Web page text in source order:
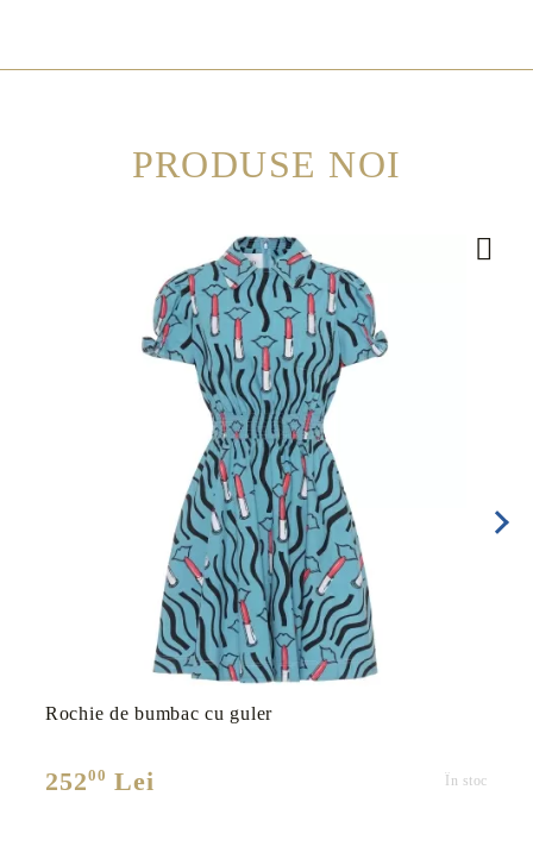
PRODUSE NOI
Rochie de bumbac cu guler
25200 Lei În stoc